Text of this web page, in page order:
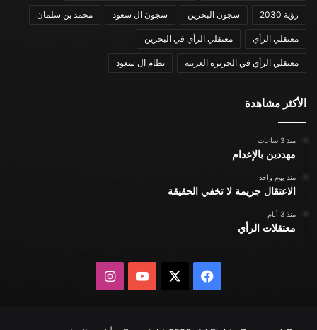
رؤية 2030 سجون البحرين سجون ال سعود محمد بن سلمان
معتقلي الرأي معتقلي الرأي في البحرين
معتقلي الرأي في الجزيرة العربية نظام ال سعود
الأكثر مشاهدة
منذ 3 ساعات
مهددين بالإعدام
منذ يوم واحد
الاعتقال جريمة لا تخفي الحقيقة
منذ 3 أيام
معتقلات الرأي
فيسبوك يوتيوبانستقرام